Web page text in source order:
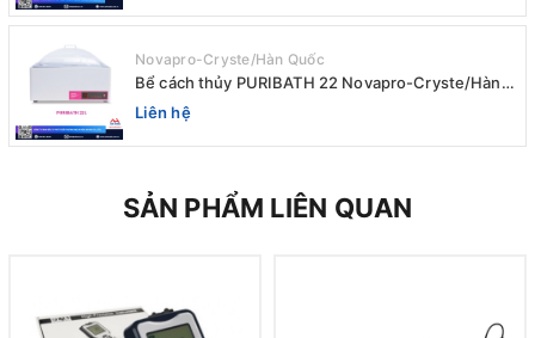
Novapro-Cryste/Hàn Quốc
Bể cách thủy PURIBATH 22 Novapro-Cryste/Hàn
Quốc
Liên hệ
SẢN PHẨM LIÊN QUAN